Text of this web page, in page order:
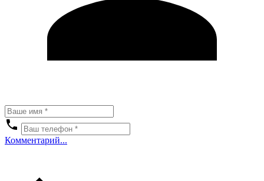
Комментарий...